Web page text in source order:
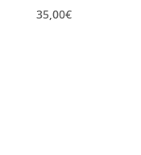
35,00€